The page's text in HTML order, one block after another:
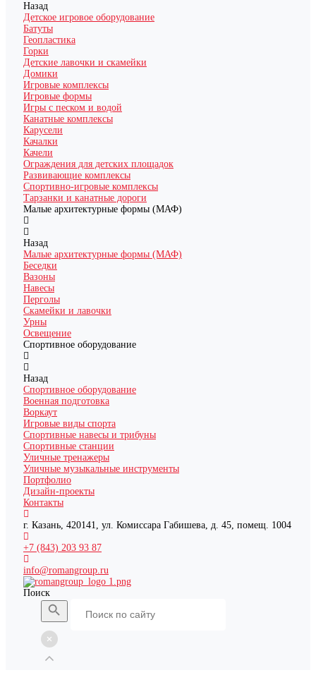
Назад
Детское игровое оборудование
Батуты
Геопластика
Горки
Детские лавочки и скамейки
Домики
Игровые комплексы
Игровые формы
Игры с песком и водой
Канатные комплексы
Карусели
Качалки
Качели
Ограждения для детских площадок
Развивающие комплексы
Спортивно-игровые комплексы
Тарзанки и канатные дороги
Малые архитектурные формы (МАФ)
Назад
Малые архитектурные формы (МАФ)
Беседки
Вазоны
Навесы
Перголы
Скамейки и лавочки
Урны
Освещение
Спортивное оборудование
Назад
Спортивное оборудование
Военная подготовка
Воркаут
Игровые виды спорта
Спортивные навесы и трибуны
Спортивные станции
Уличные тренажеры
Уличные музыкальные инструменты
Портфолио
Дизайн-проекты
Контакты
г. Казань, 420141, ул. Комиссара Габишева, д. 45, помещ. 1004
+7 (843) 203 93 87
info@romangroup.ru
Поиск